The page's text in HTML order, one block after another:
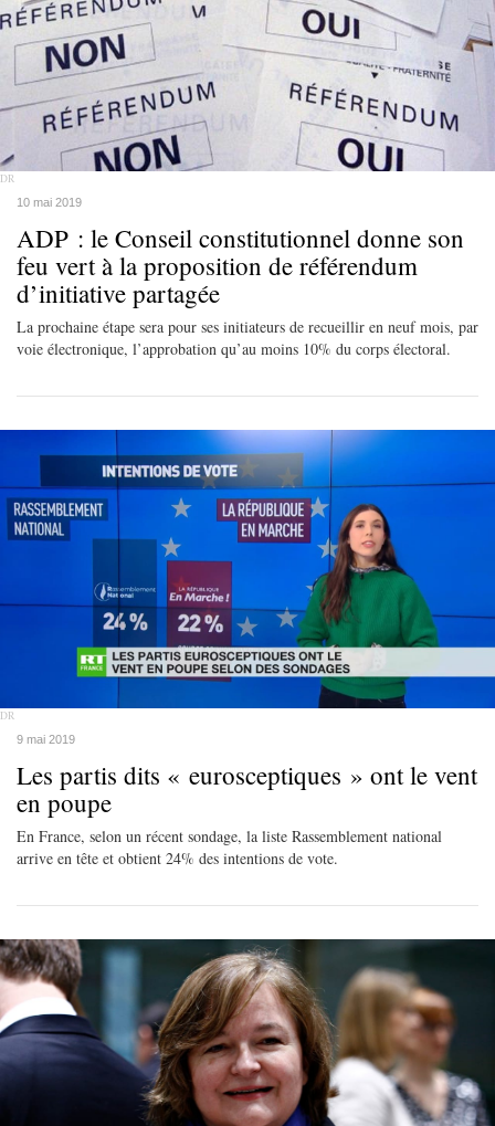
DR
10 mai 2019
ADP : le Conseil constitutionnel donne son
feu vert à la proposition de référendum
d’initiative partagée
La prochaine étape sera pour ses initiateurs de recueillir en neuf mois, par
voie électronique, l’approbation qu’au moins 10% du corps électoral.
DR
9 mai 2019
Les partis dits « eurosceptiques » ont le vent
en poupe
En France, selon un récent sondage, la liste Rassemblement national
arrive en tête et obtient 24% des intentions de vote.